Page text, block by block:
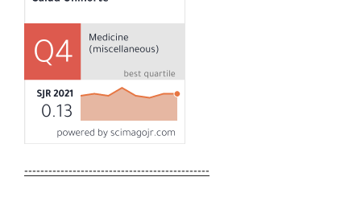
----------------------------------------------